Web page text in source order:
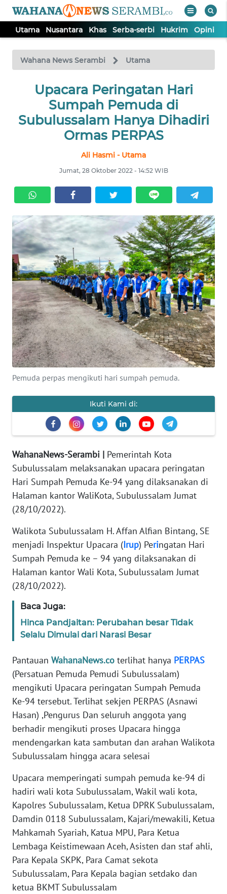
Utama Nusantara Khas Serba-serbi Hukrim Opini
Wahana News Serambi Utama
Upacara Peringatan Hari
Sumpah Pemuda di
Subulussalam Hanya Dihadiri
Ormas PERPAS
Ali Hasmi - Utama
Jumat, 28 Oktober 2022 - 14:52 WIB
Pemuda perpas mengikuti hari sumpah pemuda.
Ikuti Kami di:
WahanaNews-Serambi | Pemerintah Kota
Subulussalam melaksanakan upacara peringatan
Hari Sumpah Pemuda Ke-94 yang dilaksanakan di
Halaman kantor WaliKota, Subulussalam Jumat
(28/10/2022).
Walikota Subulussalam H. Affan Alfian Bintang, SE
menjadi Inspektur Upacara (Irup) Peringatan Hari
Sumpah Pemuda ke – 94 yang dilaksanakan di
Halaman kantor Wali Kota, Subulussalam Jumat
(28/10/2022).
Baca Juga:
Hinca Pandjaitan: Perubahan besar Tidak
Selalu Dimulai dari Narasi Besar
Pantauan WahanaNews.co terlihat hanya PERPAS
(Persatuan Pemuda Pemudi Subulussalam)
mengikuti Upacara peringatan Sumpah Pemuda
Ke-94 tersebut. Terlihat sekjen PERPAS (Asnawi
Hasan) ,Pengurus Dan seluruh anggota yang
berhadir mengikuti proses Upacara hingga
mendengarkan kata sambutan dan arahan Walikota
Subulussalam hingga acara selesai
Upacara memperingati sumpah pemuda ke-94 di
hadiri wali kota Subulussalam, Wakil wali kota,
Kapolres Subulussalam, Ketua DPRK Subulussalam,
Damdin 0118 Subulussalam, Kajari/mewakili, Ketua
Mahkamah Syariah, Katua MPU, Para Ketua
Lembaga Keistimewaan Aceh, Asisten dan staf ahli,
Para Kepala SKPK, Para Camat sekota
Subulussalam, Para Kepala bagian setdako dan
ketua BKMT Subulussalam
TV
Tutup
UTAMA
NUSANTARA
SERBI
HUKRIM
OPINI
PERISTIWA
Informasi
INDEKS
BERITA
KONTAK
KAMI
INFO
PEDOMAN
MEDIA
SIBER
REDAKSI
KARIR
DISCLAIMER
Regional
WN
JAKARTA
WN
JABAR
WN
WN
NTT
WN
KEPRI
PAPUA